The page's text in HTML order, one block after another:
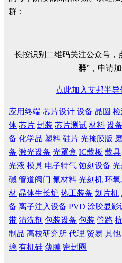
群：
长按识别二维码关注公众号，
群”，申请
点此加入艾邦半
应用终端 芯片设计 设备 晶圆
体 芯片 封装 芯片测试 材料 设
备 化学品 塑料 硅片 光掩膜版
备 激光设备 光罩盒 IC载板 载具
光液 模具 电子特气 蚀刻设备
碱 管道阀门 氟材料 光刻机 环
材 晶体生长炉 热工装备 划片机
备 离子注入设备 PVD 涂胶显影
带 清洗剂 包装设备 包装 管路
制品 高校研究所 代理 贸易 其他
璃 有机硅 薄膜 密封圈